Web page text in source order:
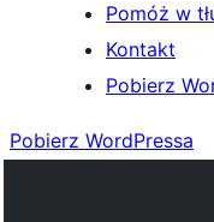
Pomóż w
Kontakt
Pobierz
Pobierz WordPressa